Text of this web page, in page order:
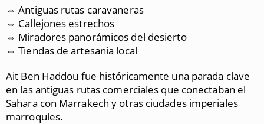
⇔ Antiguas rutas caravaneras
⇔ Callejones estrechos
⇔ Miradores panorámicos del desierto
⇔ Tiendas de artesanía local
Ait Ben Haddou fue históricamente una parada clave
en las antiguas rutas comerciales que conectaban el
Sahara con Marrakech y otras ciudades imperiales
marroquíes.